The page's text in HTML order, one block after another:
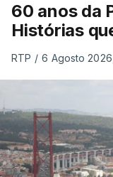
60 anos da
Histórias
RTP / 6 Agosto